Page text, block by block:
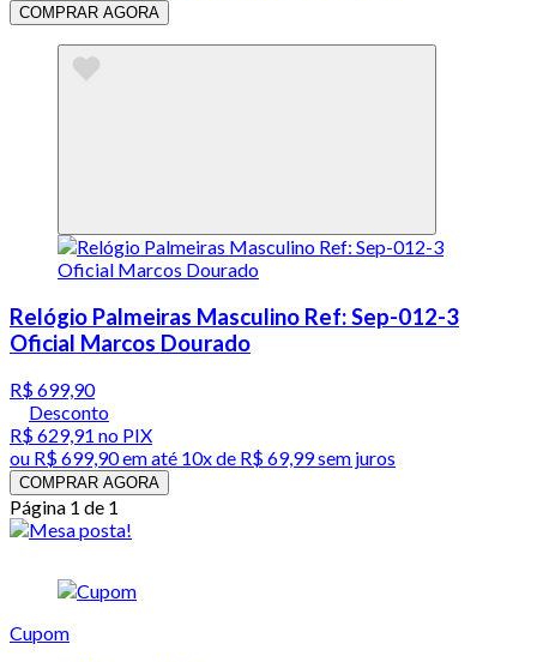
COMPRAR AGORA
Relógio Palmeiras Masculino Ref: Sep-012-3
Oficial Marcos Dourado
R$ 699,90
Desconto
R$ 629,91 no PIX
ou R$ 699,90em até 10x de R$ 69,99 sem juros
COMPRAR AGORA
Página 1 de 1
Cupom